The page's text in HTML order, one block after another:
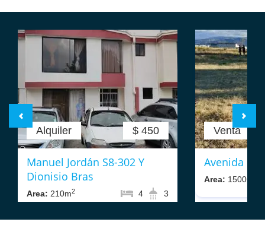
Alquiler $ 450
Manuel Jordán S8-302 Y
Dionisio Bras
Area: 210m2 3
4
Venta
Avenida La
Area: 1500m